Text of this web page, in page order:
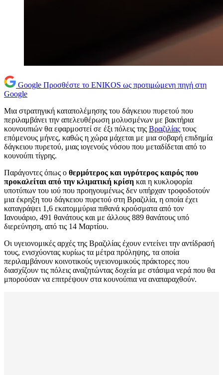
Google Προσθέστε το ENIKOS ως προτιμώμενη πηγή στη
Google
Μια στρατηγική καταπολέμησης του δάγκειου πυρετού που
περιλαμβάνει την απελευθέρωση μολυσμένων με βακτήρια
κουνουπιών θα εφαρμοστεί σε έξι πόλεις της Βραζιλίας τους
επόμενους μήνες, καθώς η χώρα μάχεται με μια σοβαρή επιδημία
δάγκειου πυρετού, μιας ιογενούς νόσου που μεταδίδεται από το
κουνούπι τίγρης.
Παράγοντες όπως ο θερμότερος και υγρότερος καιρός που
προκαλείται από την κλιματική κρίση και η κυκλοφορία
υποτύπων του ιού που προηγουμένως δεν υπήρχαν τροφοδοτούν
μια έκρηξη του δάγκειου πυρετού στη Βραζιλία, η οποία έχει
καταγράψει 1,6 εκατομμύρια πιθανά κρούσματα από τον
Ιανουάριο, 491 θανάτους και με άλλους 889 θανάτους υπό
διερεύνηση, από τις 14 Μαρτίου.
Οι υγειονομικές αρχές της Βραζιλίας έχουν εντείνει την αντίδρασή
τους, ενισχύοντας κυρίως τα μέτρα πρόληψης, τα οποία
περιλαμβάνουν κοινοτικούς υγειονομικούς πράκτορες που
διασχίζουν τις πόλεις αναζητώντας δοχεία με στάσιμα νερά που θα
μπορούσαν να επιτρέψουν στα κουνούπια να αναπαραχθούν.